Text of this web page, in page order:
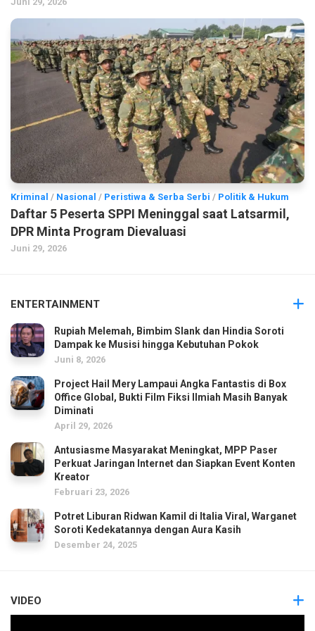
Kriminal / Nasional / Peristiwa & Serba Serbi / Politik & Hukum
Daftar 5 Peserta SPPI Meninggal saat Latsarmil,
DPR Minta Program Dievaluasi
Juni 29, 2026
ENTERTAINMENT
Rupiah Melemah, Bimbim Slank dan Hindia Soroti
Dampak ke Musisi hingga Kebutuhan Pokok
Juni 8, 2026
Project Hail Mery Lampaui Angka Fantastis di Box
Office Global, Bukti Film Fiksi Ilmiah Masih Banyak
Diminati
April 29, 2026
Antusiasme Masyarakat Meningkat, MPP Paser
Perkuat Jaringan Internet dan Siapkan Event Konten
Kreator
Februari 23, 2026
Potret Liburan Ridwan Kamil di Italia Viral, Warganet
Soroti Kedekatannya dengan Aura Kasih
Desember 24, 2025
VIDEO